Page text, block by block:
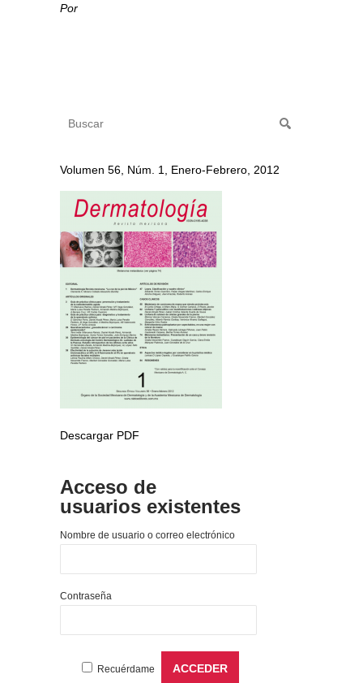
Por
Volumen 56, Núm. 1, Enero-Febrero, 2012
Descargar PDF
Acceso de
usuarios existentes
Nombre de usuario o correo electrónico
Contraseña
Recuérdame